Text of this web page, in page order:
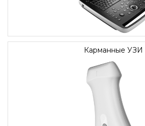
Карманные УЗИ